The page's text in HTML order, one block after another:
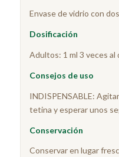
Envase de vidrio con
Dosificación
Adultos: 1 ml 3 veces al
Consejos de uso
INDISPENSABLE:
tetina y esperar unos
Conservación
Conservar en lugar